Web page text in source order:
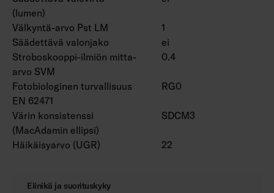
(lumen)
Välkyntä-arvo Pst LM
1
Säädettävä valonjako
ei
Stroboskooppi-ilmiön mitta-
arvo SVM
0.4
Fotobiologinen turvallisuus
EN 62471
RG0
Värin konsistenssi
(MacAdamin ellipsi)
SDCM3
Häikäisyarvo (UGR) 22
Elinikä ja suorituskyky